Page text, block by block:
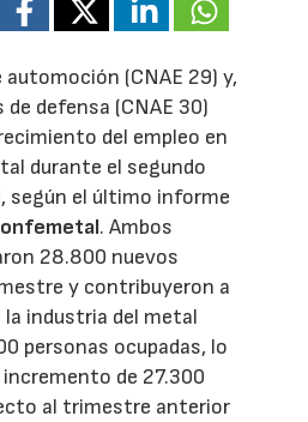
(CNAE 29) y,
defensa (CNAE 30)
del empleo en
durante el segundo
según el último informe
. Ambos
28.800 nuevos
y contribuyeron a
la industria del metal
personas ocupadas, lo
de 27.300
al trimestre anterior